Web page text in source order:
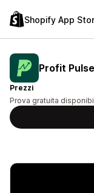
Shopify App
Profit
Prezzi
Prova gratuita